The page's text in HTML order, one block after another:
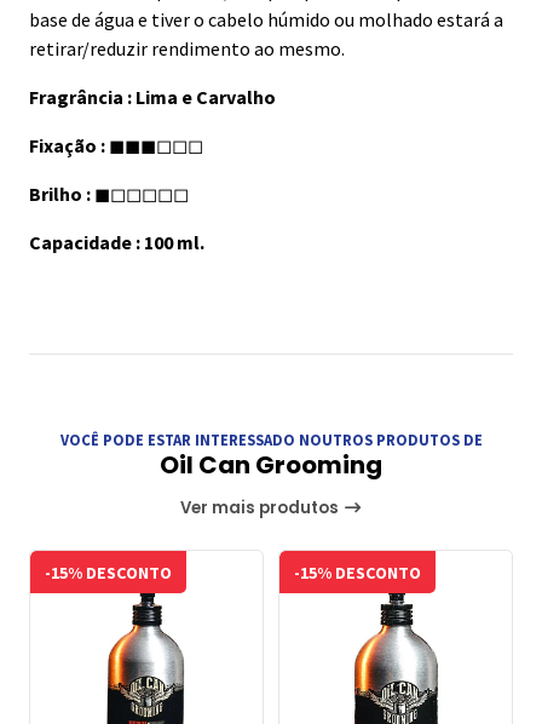
base de água e tiver o cabelo húmido ou molhado estará a
retirar/reduzir rendimento ao mesmo.
Fragrância : Lima e Carvalho
Fixação : ◼◼◼◻◻◻
Brilho : ◼◻◻◻◻◻
Capacidade : 100 ml.
VOCÊ PODE ESTAR INTERESSADO NOUTROS PRODUTOS DE
Oil Can Grooming
Ver mais produtos
-15% DESCONTO -15% DESCONTO